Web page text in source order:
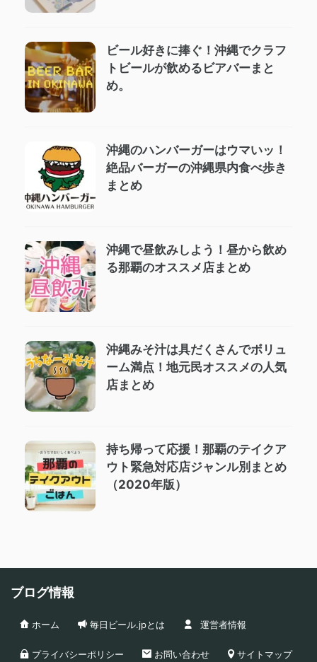
ビール好きに捧ぐ！沖縄でクラフ
トビールが飲めるビアバーまと
め。
沖縄のハンバーガーはウマいッ！
絶品バーガーの沖縄県内食べ歩き
まとめ
沖縄で昼飲みしよう！昼から飲め
る那覇のオススメ店まとめ
沖縄みそ汁は具だくさんでボリュ
ーム満点！地元民オススメの人気
店まとめ
持ち帰って応援！那覇のテイクア
ウト緊急対応店ジャンル別まとめ
（2020年版）
ブログ情報
ホーム 毎日ビール.jpとは 運営者情報
プライバシーポリシー お問い合わせ サイトマップ